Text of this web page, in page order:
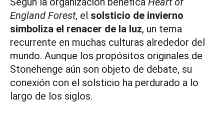
England Forest, el solsticio de invierno
simboliza el renacer de la luz, un tema
recurrente en muchas culturas alrededor del
mundo. Aunque los propósitos originales de
Stonehenge aún son objeto de debate, su
conexión con el solsticio ha perdurado a lo
largo de los siglos.